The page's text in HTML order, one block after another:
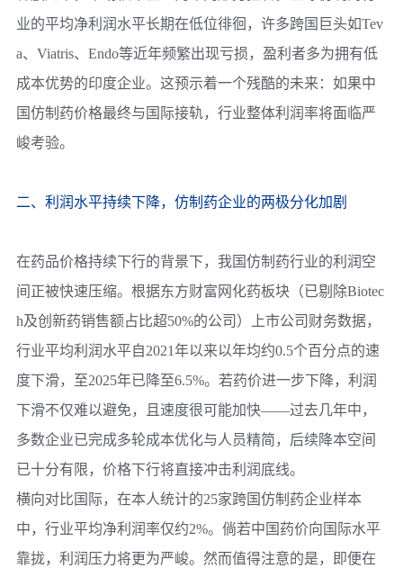
业的平均净利润水平长期在低位徘徊，许多跨国巨头如Tev
a、Viatris、Endo等近年频繁出现亏损，盈利者多为拥有低
成本优势的印度企业。这预示着一个残酷的未来：如果中
国仿制药价格最终与国际接轨，行业整体利润率将面临严
峻考验。
二、利润水平持续下降，仿制药企业的两极分化加剧
在药品价格持续下行的背景下，我国仿制药行业的利润空
间正被快速压缩。根据东方财富网化药板块（已剔除Biotec
h及创新药销售额占比超50%的公司）上市公司财务数据，
行业平均利润水平自2021年以来以年均约0.5个百分点的速
度下滑，至2025年已降至6.5%。若药价进一步下降，利润
下滑不仅难以避免，且速度很可能加快——过去几年中，
多数企业已完成多轮成本优化与人员精简，后续降本空间
已十分有限，价格下行将直接冲击利润底线。
横向对比国际，在本人统计的25家跨国仿制药企业样本
中，行业平均净利润率仅约2%。倘若中国药价向国际水平
靠拢，利润压力将更为严峻。然而值得注意的是，即便在